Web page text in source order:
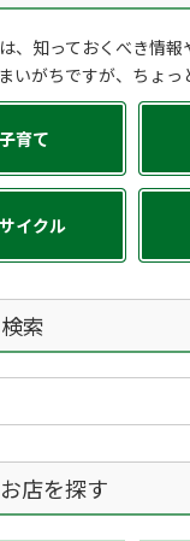
、知っておくべき情
いがちですが、ちょ
育て
イクル
索
店を探す